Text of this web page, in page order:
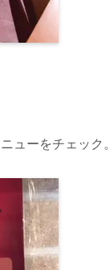
ューをチェック。